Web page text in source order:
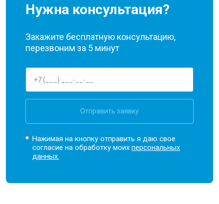
Нужна консультация?
Закажите бесплатную консультацию,
перезвоним за 5 минут
Отправить заявку
Нажимая на кнопку отправить я даю свое
согласие на обработку моихперсональных
данных.